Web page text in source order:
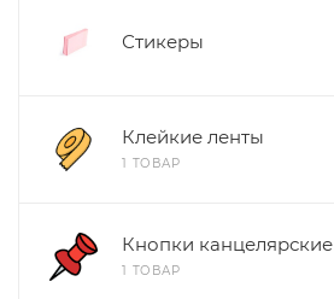
Стикеры
Клейкие ленты
1 ТОВАР
Кнопки канцелярские
1 ТОВАР